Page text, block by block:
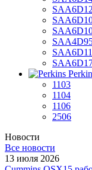
1103
1104
1106
2506
Новости
Все новости
13 июля 2026